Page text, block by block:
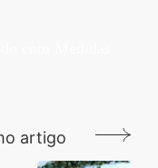
artigo